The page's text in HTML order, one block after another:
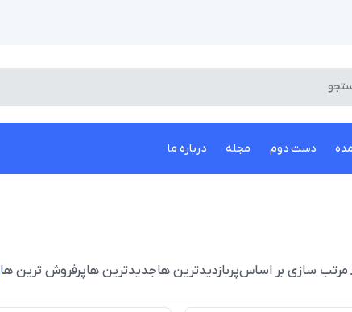
دست دوم مجله درباره ما
مرتب سازی بر اساسپربازدیدترین هاجدیدترین هاپرفروش ترین ها